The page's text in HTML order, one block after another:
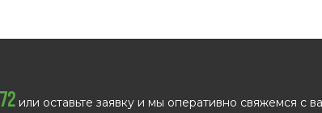
или оставьте заявку и мы оперативно свяжемся с